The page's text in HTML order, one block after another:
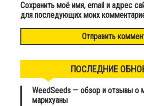
Сохранить моё имя, email и адрес
для последующих моих
ПОСЛЕДНИЕ
WeedSeeds — обзор и отзывы о
марихуаны